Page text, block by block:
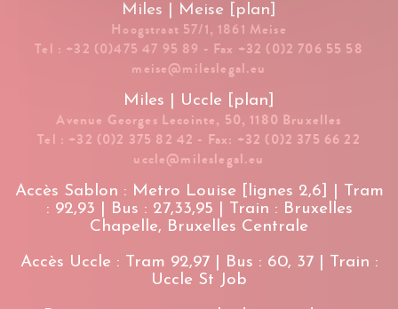
Miles | Meise [plan]
Hoogstraat 57/1, 1861 Meise
Tel : +32 (0)475 47 95 89 - Fax +32 (0)2 706 55 58
meise@mileslegal.eu
Miles | Uccle [plan]
Avenue Georges Lecointe, 50, 1180 Bruxelles
Tel : +32 (0)2 375 82 42 - Fax: +32 (0)2 375 66 22
uccle@mileslegal.eu
Accès Sablon : Metro Louise [lignes 2,6] | Tram
: 92,93 | Bus : 27,33,95 | Train : Bruxelles
Chapelle, Bruxelles Centrale
Accès Uccle : Tram 92,97 | Bus : 60, 37 | Train :
Uccle St Job